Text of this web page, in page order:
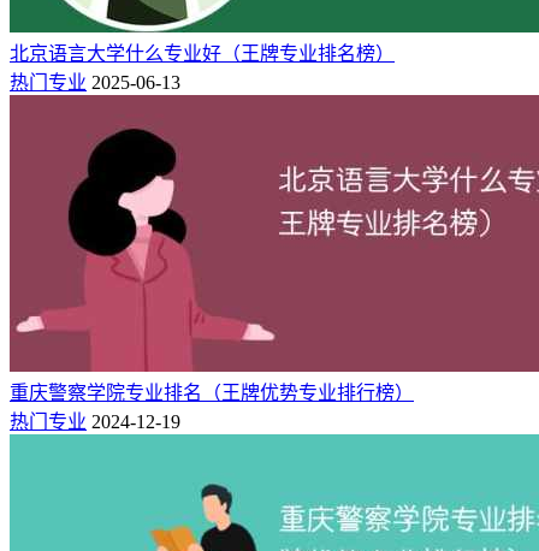
A++ 6 英语 6★
专业
A+ 10 汉语言文学 6★
国际事务与国
际关系
4★ 中国高水平专业
意大利语 4★
中国高水平专业
5 阿拉伯语
中国高水平专业
翻译
B++
10 西班牙语
4★
B++
11 法语 4★
中国高水平专业
A
16 日语
国际政治 4★
中国高水平专业
北京语言大学什么专业好（王牌专业排名榜）
热门专业 2025-06-13
重庆警察学院专业排名（王牌优势专业排行榜）
热门专业 2024-12-19